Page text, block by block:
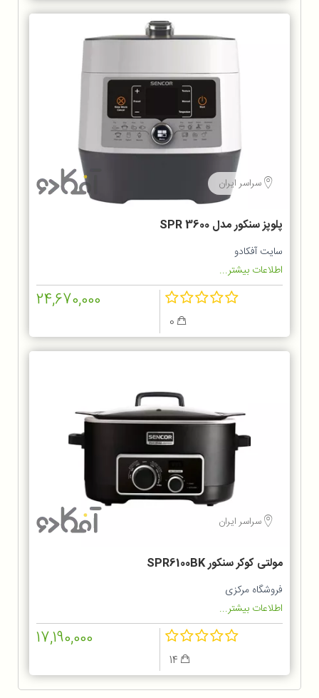
سراسر ایران
پلوپز سنکور مدل SPR 3600
سایت آفکادو
اطلاعات بیشتر...
24,670,000
سراسر ایران
مولتی کوکر سنکور SPR6100BK
فروشگاه مرکزی
اطلاعات بیشتر...
17,190,000